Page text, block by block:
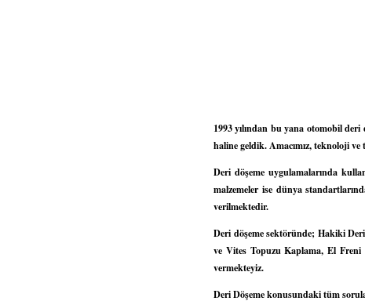
1993 yılından bu yana otomobil
haline geldik. Amacımız, teknoloji
Deri döşeme uygulamalarında
malzemeler ise dünya
verilmektedir.
Deri döşeme sektöründe; Hakiki
ve Vites Topuzu Kaplama, El
vermekteyiz.
Deri Döşeme konusundaki tüm